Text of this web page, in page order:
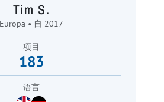
Tim S.
Europa • 自 2017
项目
183
语言